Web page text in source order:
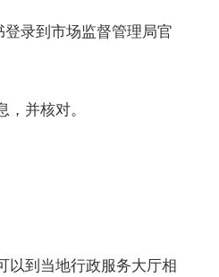
录到市场监督管理局官
并核对。
以到当地行政服务大厅相